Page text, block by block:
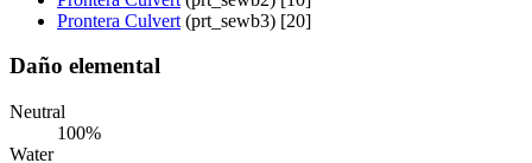
Prontera Culvert (prt_sewb3) [20]
Daño elemental
Neutral
100%
Water